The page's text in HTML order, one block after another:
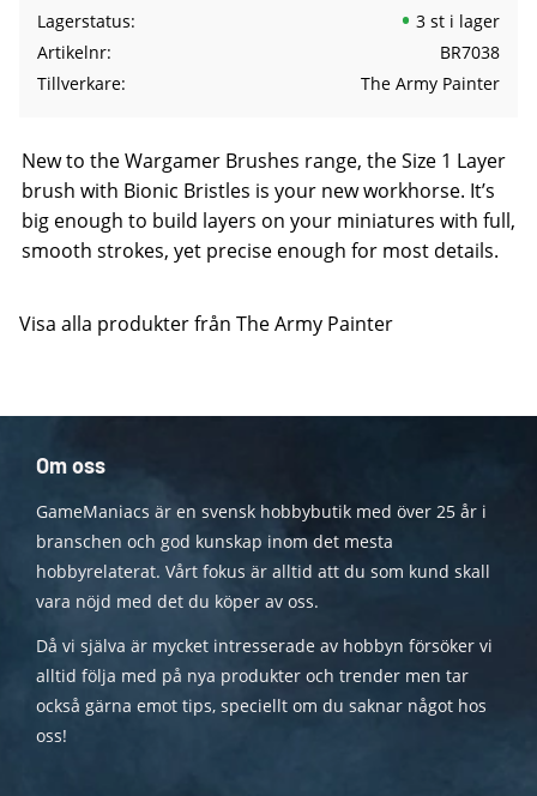
Lagerstatus
3 st i lager
Artikelnr
BR7038
Tillverkare
The Army Painter
New to the Wargamer Brushes range, the Size 1 Layer
brush with Bionic Bristles is your new workhorse. It’s
big enough to build layers on your miniatures with full,
smooth strokes, yet precise enough for most details.
Visa alla produkter från The Army Painter
Om oss
GameManiacs är en svensk hobbybutik med över 25 år i
branschen och god kunskap inom det mesta
hobbyrelaterat. Vårt fokus är alltid att du som kund skall
vara nöjd med det du köper av oss.
Då vi själva är mycket intresserade av hobbyn försöker vi
alltid följa med på nya produkter och trender men tar
också gärna emot tips, speciellt om du saknar något hos
oss!